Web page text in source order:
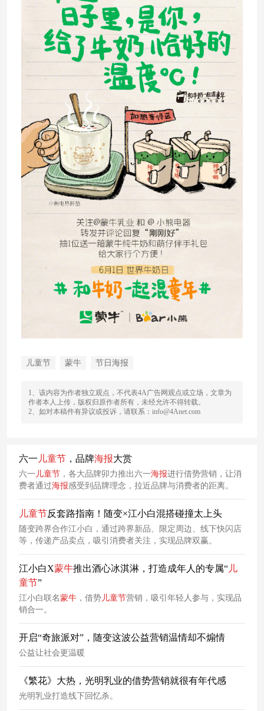
儿童节 蒙牛 节日海报
1、该内容为作者独立观点，不代表4A广告网观点或立场，文章为
作者本人上传，版权归原作者所有，未经允许不得转载。
2、如对本稿件有异议或投诉，请联系：info@4Anet.com
六一 儿童节 ，品牌海报大赏
六一 儿童节 ，各大品牌卯力推出六一海报进行借势营销，让消
费者通过海报感受到品牌理念，拉近品牌与消费者的距离。
儿童节反套路指南！随变×江小白混搭碰撞太上头
随变跨界合作江小白，通过跨界新品、限定周边、线下快闪店
等，传递产品卖点，吸引消费者关注，实现品牌双赢。
江小白X蒙牛推出酒心冰淇淋，打造成年人的专属“ 儿
童节”
江小白联名蒙牛 ，借势儿童节营销，吸引年轻人参与，实现品
销合一。
开启“奇旅派对”，随变这波公益营销温情却不煽情
公益让社会更温暖
《繁花》大热，光明乳业的借势营销就很有年代感
光明乳业打造线下回忆杀。